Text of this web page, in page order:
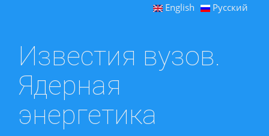
English Русский
Известия вузов.
Ядерная
энергетика